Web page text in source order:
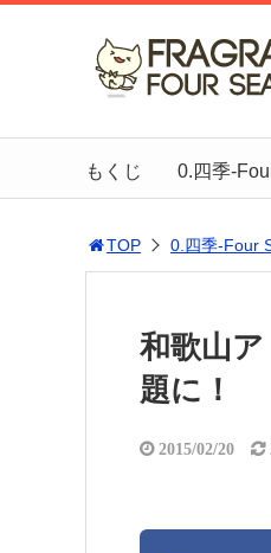
もくじ 0.四季-
TOP 0.四季-Four
和歌山
題に！
2015/02/20